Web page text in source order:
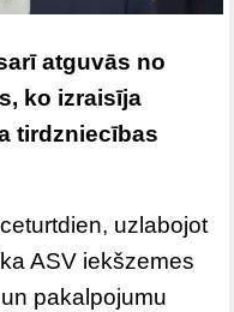
atguvās no
ko izraisīja
tirdzniecības
uzlabojot
ASV iekšzemes
pakalpojumu